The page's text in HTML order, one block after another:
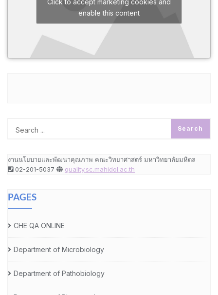
Click to accept marketing cookies and
enable this content
งานนโยบายและพัฒนาคุณภาพ คณะวิทยาศาสตร์ มหาวิทยาลัยมหิดล
02-201-5037
quality.sc.mahidol.ac.th
PAGES
CHE QA ONLINE
Department of Microbiology
Department of Pathobiology